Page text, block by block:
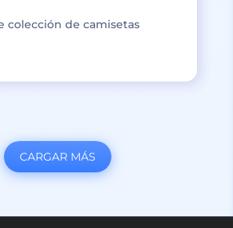
colección de camisetas
CARGAR MÁS